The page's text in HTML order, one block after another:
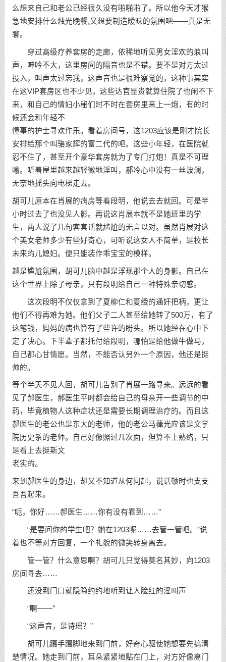
么想来自己和老公已经很久没有啪啪啪了。所以他今天才猴
急地安排什么烛光晚餐,又想要制造暧昧的氛围吧——真是无
聊。
穿过高级疗养套房的走廊，依稀地听见男女淫欢的浪叫
声，呻吟不大，这里房间的隔音也是不错。要不是对方太过
投入，叫声太过忘我，这声音也是很难察觉的，这种事其实
在这VIP套房区也不少见，这些达官显贵就算住院了也闲不下
来，和自己的情妇小秘们时不时在套房里来上一炮，有的时
候还会和年轻不
懂事的护士寻欢作乐。看着房间号，这1203应该是刚才院长
安排给那个叫骆家辉的富二代的吧。这些小年轻，在医院就
忍不住了，甚至开个豪华套房就为了专门打炮！真是不可理
喻。听着屋里越来越轻微地淫叫，郝冷心中没有一丝波澜，
无奈地摇头向电梯走去。
胡可儿原本在肖展的病房等着段明，他说去去就回。可是半
小时过去了也没见人影。再说这肖展本就不是她班里的学
生，两人说了几句客套话就尴尬的无言以对。虽然肖展对这
个美女老师多少有些好奇心，可听说这女人不简单，是校长
未来的儿媳妇。便只能装作乖宝宝的模样。
越是尴尬氛围，胡可儿脑中越是浮现那个人的身影。自己在
这个世界上除了母亲，只有段明给自己一种特殊亲切感。
这次段明不仅仅拿到了夏柳仁和夏绶的通奸把柄，更让
他们不得再难为她。他们父子二人甚至给她转了500万，有了
这笔钱，妈妈的病也算有了些许的盼头。所以她经在心中下
定了决心。下半辈子都托付给段明，哪怕是给他做牛做马，
自己都心甘情愿。当然，不能否认另外一个原因，他还是挺
帅的。
等个半天不见人回，胡可儿告别了肖展一路寻来。远远的看
见了郝医生，郝医生平时都会给自己的母亲开一些调节的中
药，毕竟植物人这种症状还是需要长期调理治疗的。而且这
郝医生的老公也是东大的老师，他的老公马葎光应该是文学
院历史系的老师。自己好像照过几次面，但算不上熟络，只
是看上去挺斯文
老实的。
来到郝医生的身边，却又不知道从何问起，说话顿时也支支
吾吾起来。
“呃，你好……郝医生……你有没有看到……”
“是要问你的学生吧？她在1203呢……去管一管吧。”说
着也不等对方回复，一个礼貌的微笑转身离去。
管一管？什么意思啊？胡可儿只觉得莫名其妙，向1203
房间寻去……
还没到门口就隐隐约约地听到让人脸红的淫叫声
“啊——”
“这声音，是诗瑶？”
胡可儿蹑手蹑脚地来到门前，好奇心驱使她想要先搞清
楚情况。她走到门前，耳朵紧紧地贴在门上，对方好像离门